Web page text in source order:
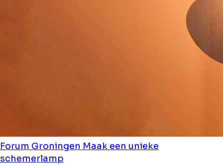
Forum Groningen Maak een unieke
schemerlamp